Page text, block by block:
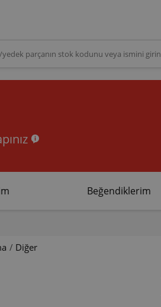
Beğendiklerim
/ Diğer